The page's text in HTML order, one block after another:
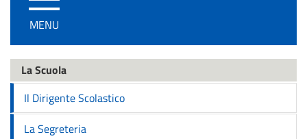
/
disattiva
navigazione
MENU
La Scuola
Il Dirigente Scolastico
La Segreteria